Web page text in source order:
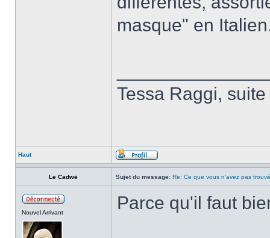
masque" en
Tessa Raggi,
Haut
Le Cadwë Sujet du message: Re: Ce que vous n'avez pas
Nouvel Arrivant Parce qu'il faut